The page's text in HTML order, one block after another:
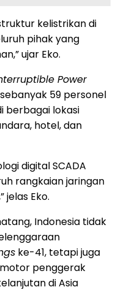
kelistrikan di
pihak yang
ujar Eko.
Power
59 personel
berbagai lokasi
hotel, dan
digital SCADA
rangkaian jaringan
jelas Eko.
Indonesia tidak
ke-41, tetapi juga
penggerak
di Asia